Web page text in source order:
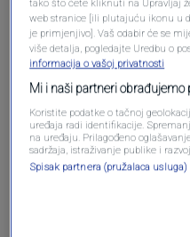
tako što ćete kliknuti na Upravljaj
web stranice [ili plutajuću ikonu u
je primjenjivo]. Vaš odabir će se
više detalja, pogledajte Uredbu o
informacija o vašoj privatnosti
Mi i naši partneri obrađujemo
Koristite podatke o tačnoj
uređaja radi identifikacije.
na uređaju. Prilagođeno
sadržaja, istraživanje publike i
Spisak partnera (pružalaca usluga)